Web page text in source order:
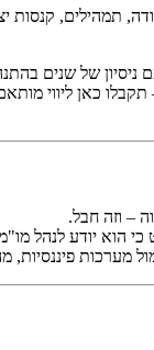
תמהילים, קנסות
של שנים
כאן ליווי
– וזה חבל.
הוא יודע לנהל
מערכות פיננסיות,